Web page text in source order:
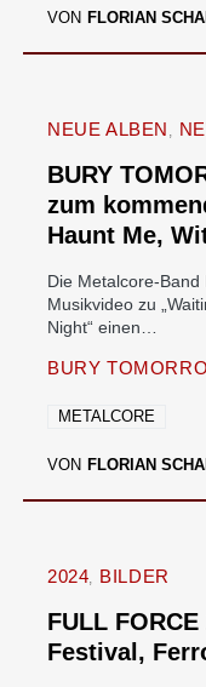
VON FLORIAN
NEUE ALBEN
BURY
zum
Haunt Me,
Die Metalcore-Band
Musikvideo zu
Night“ einen…
BURY
METALCORE
VON FLORIAN
2024 BILDER
FULL
Festival,